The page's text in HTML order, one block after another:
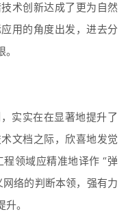
术创新达成了更为自然
用的角度出发，进去分
实实在在显著地提升了
文档之际，欣喜地发觉
领域应精准地译作 “弹
络的判断本领，强有力
。